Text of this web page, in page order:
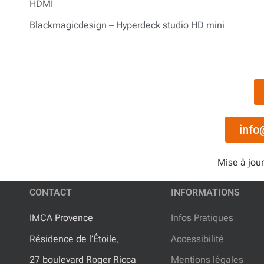
HDMI
Blackmagicdesign – Hyperdeck studio HD mini
Mise à
CONTACT
IMCA Provence
Résidence de l’Étoile,
27 boulevard Roger Ricca
INFORMATIONS
Infos Pratiques
Accessibilité
Mentions légales